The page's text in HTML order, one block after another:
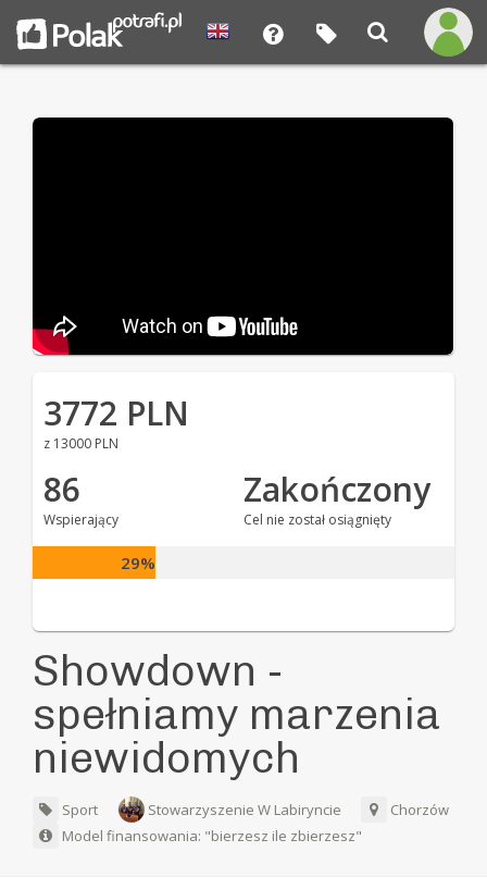
3772 PLN
z 13000 PLN
86
Wspierający
Zakończony
Cel nie został osiągnięty
29%
Showdown -
spełniamy marzenia
niewidomych
Sport Stowarzyszenie W Labiryncie
Chorzów
Model finansowania: "bierzesz ile zbierzesz"